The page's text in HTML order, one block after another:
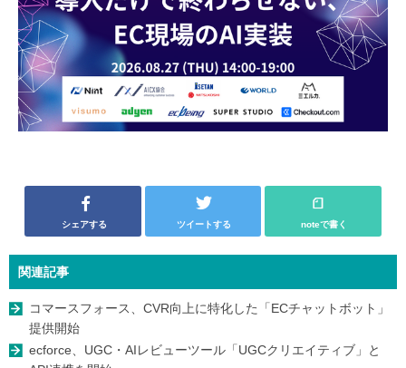
シェアする ツイートする noteで書く
関連記事
コマースフォース、CVR向上に特化した「ECチャットボット」
提供開始
ecforce、UGC・AIレビューツール「UGCクリエイティブ」と